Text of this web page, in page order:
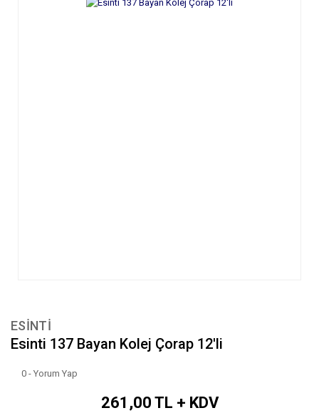
ESİNTİ
Esinti 137 Bayan Kolej Çorap 12'li
0 - Yorum Yap
261,00 TL + KDV